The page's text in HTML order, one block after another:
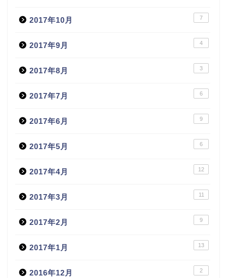
2017年10月 7
2017年9月 4
2017年8月 3
2017年7月 6
2017年6月 9
2017年5月 6
2017年4月 12
2017年3月 11
2017年2月 9
2017年1月 13
2016年12月 2